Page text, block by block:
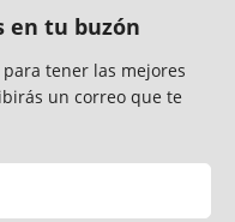
en tu buzón
tener las mejores
un correo que te